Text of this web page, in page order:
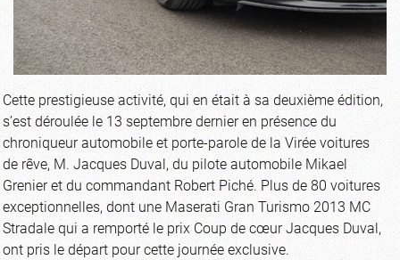
Cette prestigieuse activité, qui en était à sa deuxième édition,
s’est déroulée le 13 septembre dernier en présence du
chroniqueur automobile et porte-parole de la Virée voitures
de rêve, M. Jacques Duval, du pilote automobile Mikael
Grenier et du commandant Robert Piché. Plus de 80 voitures
exceptionnelles, dont une Maserati Gran Turismo 2013 MC
Stradale qui a remporté le prix Coup de cœur Jacques Duval,
ont pris le départ pour cette journée exclusive.